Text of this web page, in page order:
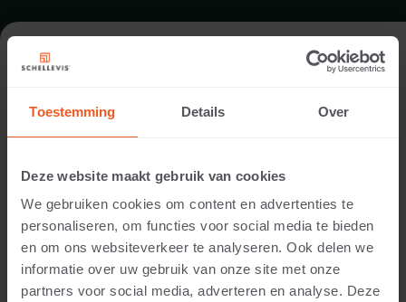
Toestemming Details Over
Deze website maakt gebruik van cookies
We gebruiken cookies om content en advertenties te
personaliseren, om functies voor social media te bieden
en om ons websiteverkeer te analyseren. Ook delen we
informatie over uw gebruik van onze site met onze
partners voor social media, adverteren en analyse. Deze
ROOFTOP PATIO IN WUPPERTAL
Location:
Application:
Rooftop
Products:
Large format slab 1000x1000x5 Anthracite
This rooftop patio is paved with Schellevis®large